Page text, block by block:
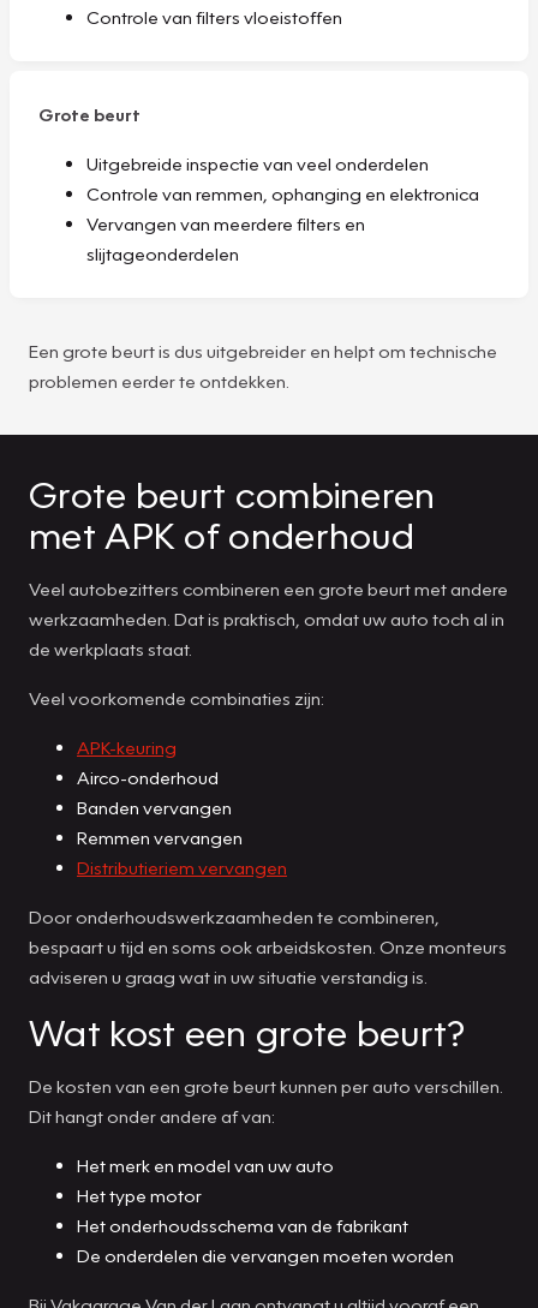
Controle van filters vloeistoffen
Grote beurt
Uitgebreide inspectie van veel onderdelen
Controle van remmen, ophanging en elektronica
Vervangen van meerdere filters en
slijtageonderdelen
Een grote beurt is dus uitgebreider en helpt om technische
problemen eerder te ontdekken.
Grote beurt combineren
met APK of onderhoud
Veel autobezitters combineren een grote beurt met andere
werkzaamheden. Dat is praktisch, omdat uw auto toch al in
de werkplaats staat.
Veel voorkomende combinaties zijn:
APK-keuring
Airco-onderhoud
Banden vervangen
Remmen vervangen
Distributieriem vervangen
Door onderhoudswerkzaamheden te combineren,
bespaart u tijd en soms ook arbeidskosten. Onze monteurs
adviseren u graag wat in uw situatie verstandig is.
Wat kost een grote beurt?
De kosten van een grote beurt kunnen per auto verschillen.
Dit hangt onder andere af van:
Het merk en model van uw auto
Het type motor
Het onderhoudsschema van de fabrikant
De onderdelen die vervangen moeten worden